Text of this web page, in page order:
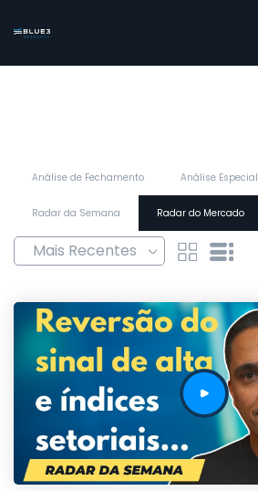
Análise de Fechamento Análise Especial
Radar da Semana Radar do Mercado